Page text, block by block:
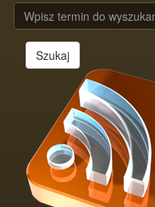
Szukaj